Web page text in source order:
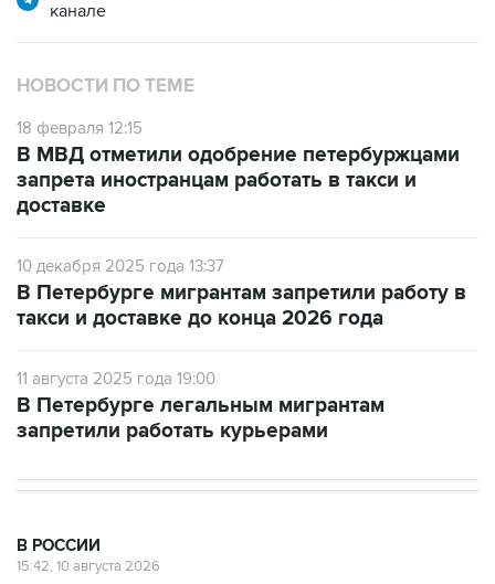
канале
НОВОСТИ ПО ТЕМЕ
18 февраля 12:15
В МВД отметили одобрение петербуржцами
запрета иностранцам работать в такси и
доставке
10 декабря 2025 года 13:37
В Петербурге мигрантам запретили работу в
такси и доставке до конца 2026 года
11 августа 2025 года 19:00
В Петербурге легальным мигрантам
запретили работать курьерами
В РОССИИ
15:42, 10 августа 2026